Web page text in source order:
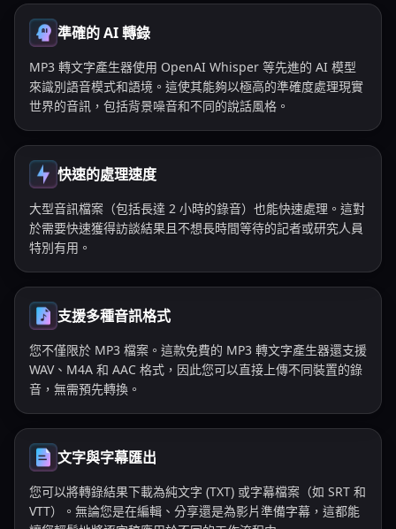
準確的 AI 轉錄
MP3 轉文字產生器使用 OpenAI Whisper 等先進的 AI 模型
來識別語音模式和語境。這使其能夠以極高的準確度處理現實
世界的音訊，包括背景噪音和不同的說話風格。
快速的處理速度
大型音訊檔案（包括長達 2 小時的錄音）也能快速處理。這對
於需要快速獲得訪談結果且不想長時間等待的記者或研究人員
特別有用。
支援多種音訊格式
您不僅限於 MP3 檔案。這款免費的 MP3 轉文字產生器還支援
WAV、M4A 和 AAC 格式，因此您可以直接上傳不同裝置的錄
音，無需預先轉換。
文字與字幕匯出
您可以將轉錄結果下載為純文字 (TXT) 或字幕檔案（如 SRT 和
VTT）。無論您是在編輯、分享還是為影片準備字幕，這都能